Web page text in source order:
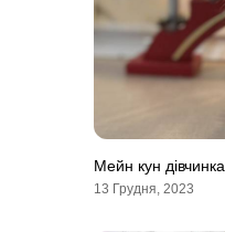
Мейн кун дівчинка
13 Грудня, 2023